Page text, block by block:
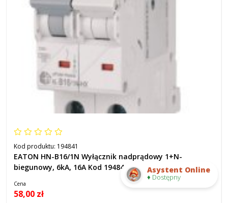
Asystent Online
♦ Dostępny
Kod produktu: 194841
EATON HN-B16/1N Wyłącznik nadprądowy 1+N-
biegunowy, 6kA, 16A Kod 194841
Cena
58,00 zł